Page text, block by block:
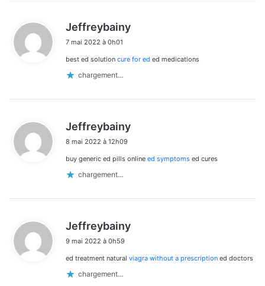
Jeffreybainy
7 mai 2022 à 0h01
best ed solution cure for ed ed medications
chargement…
Jeffreybainy
8 mai 2022 à 12h09
buy generic ed pills online ed symptoms ed cures
chargement…
Jeffreybainy
9 mai 2022 à 0h59
ed treatment natural viagra without a prescription ed doctors
chargement…